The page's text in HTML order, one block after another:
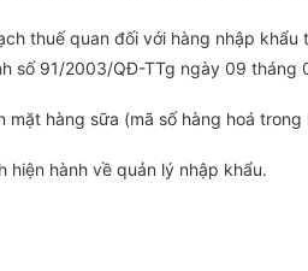
thuế quan đối với hàng nhập khẩu
số 91/2003/QĐ-TTg ngày 09
hàng sữa (mã số hàng hoá
hiện hành về quản lý nhập khẩu.